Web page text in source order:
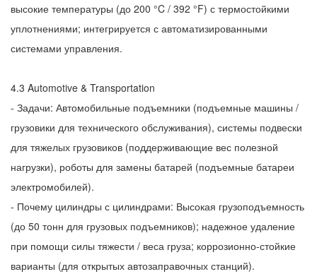
высокие температуры (до 200 °C / 392 °F) с термостойкими
уплотнениями; интегрируется с автоматизированными
системами управления.
4.3 Automotive & Transportation
- Задачи: Автомобильные подъемники (подъемные машины /
грузовики для технического обслуживания), системы подвески
для тяжелых грузовиков (поддерживающие вес полезной
нагрузки), роботы для замены батарей (подъемные батареи
электромобилей).
- Почему цилиндры с цилиндрами: Высокая грузоподъемность
(до 50 тонн для грузовых подъемников); надежное удаление
при помощи силы тяжести / веса груза; коррозионно-стойкие
варианты (для открытых автозаправочных станций).